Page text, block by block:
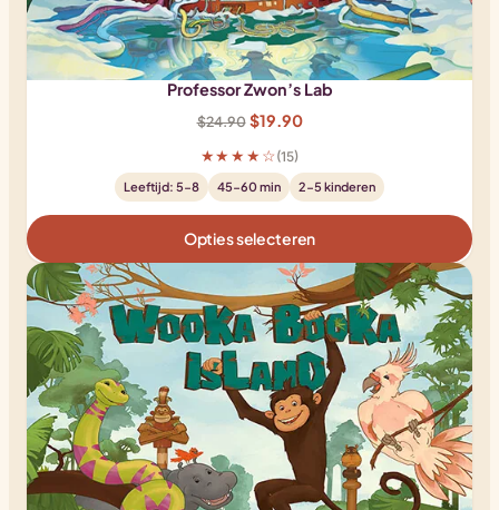
Professor Zwon’s Lab
$24.90 Oorspronkelijke
prijs
was:
$24.90.
$19.90Huidige
is:
$19.90.
★★★★☆ (15)
Leeftijd: 5-8 45-60 min 2-5 kinderen
Opties selecteren